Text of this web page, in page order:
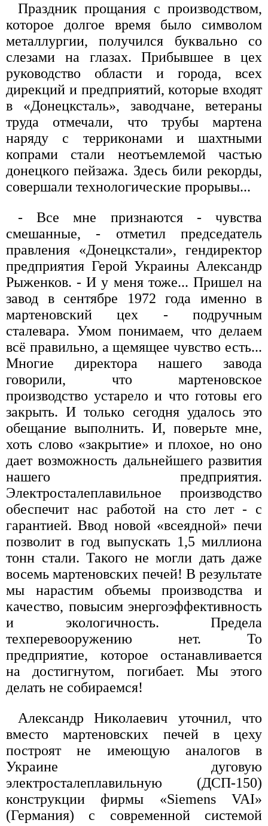
Праздник прощания с производством,
которое долгое время было символом
металлургии, получился буквально со
слезами на глазах. Прибывшее в цех
руководство области и города, всех
дирекций и предприятий, которые входят
в «Донецксталь», заводчане, ветераны
труда отмечали, что трубы мартена
наряду с терриконами и шахтными
копрами стали неотъемлемой частью
донецкого пейзажа. Здесь били рекорды,
совершали технологические прорывы...
- Все мне признаются - чувства
смешанные, - отметил председатель
правления «Донецкстали», гендиректор
предприятия Герой Украины Александр
Рыженков. - И у меня тоже... Пришел на
завод в сентябре 1972 года именно в
мартеновский цех - подручным
сталевара. Умом понимаем, что делаем
всё правильно, а щемящее чувство есть...
Многие директора нашего завода
говорили, что мартеновское
производство устарело и что готовы его
закрыть. И только сегодня удалось это
обещание выполнить. И, поверьте мне,
хоть слово «закрытие» и плохое, но оно
дает возможность дальнейшего развития
нашего предприятия.
Электросталеплавильное производство
обеспечит нас работой на сто лет - с
гарантией. Ввод новой «всеядной» печи
позволит в год выпускать 1,5 миллиона
тонн стали. Такого не могли дать даже
восемь мартеновских печей! В результате
мы нарастим объемы производства и
качество, повысим энергоэффективность
и экологичность. Предела
техперевооружению нет. То
предприятие, которое останавливается
на достигнутом, погибает. Мы этого
делать не собираемся!
Александр Николаевич уточнил, что
вместо мартеновских печей в цеху
построят не имеющую аналогов в
Украине дуговую
электросталеплавильную (ДСП-150)
конструкции фирмы «Siemens VAI»
(Германия) с современной системой